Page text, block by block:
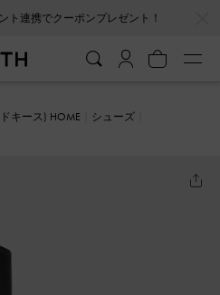
ト連携でクーポンプレゼント！
キース) HOME
シューズ